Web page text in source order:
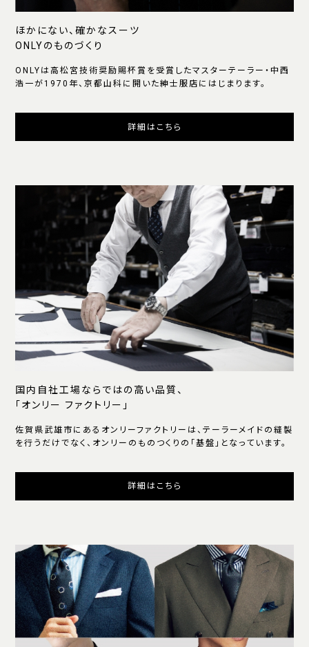
ほかにない、確かなスーツ
ONLYのものづくり
ONLYは高松宮技術奨励賜杯賞を受賞したマスターテーラー・中西
浩一が1970年、京都山科に開いた紳士服店にはじまります。
詳細はこちら
国内自社工場ならではの高い品質、
「オンリー ファクトリー」
佐賀県武雄市にあるオンリーファクトリーは、テーラーメイドの縫製
を行うだけでなく、オンリーのものつくりの「基盤」となっています。
詳細はこちら